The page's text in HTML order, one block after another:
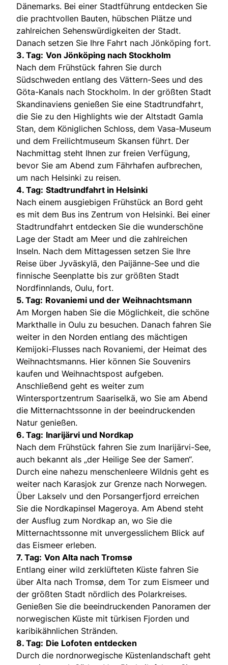
Dänemarks. Bei einer Stadtführung entdecken Sie
die prachtvollen Bauten, hübschen Plätze und
zahlreichen Sehenswürdigkeiten der Stadt.
Danach setzen Sie Ihre Fahrt nach Jönköping fort.
3. Tag: Von Jönköping nach Stockholm
Nach dem Frühstück fahren Sie durch
Südschweden entlang des Vättern-Sees und des
Göta-Kanals nach Stockholm. In der größten Stadt
Skandinaviens genießen Sie eine Stadtrundfahrt,
die Sie zu den Highlights wie der Altstadt Gamla
Stan, dem Königlichen Schloss, dem Vasa-Museum
und dem Freilichtmuseum Skansen führt. Der
Nachmittag steht Ihnen zur freien Verfügung,
bevor Sie am Abend zum Fährhafen aufbrechen,
um nach Helsinki zu reisen.
4. Tag: Stadtrundfahrt in Helsinki
Nach einem ausgiebigen Frühstück an Bord geht
es mit dem Bus ins Zentrum von Helsinki. Bei einer
Stadtrundfahrt entdecken Sie die wunderschöne
Lage der Stadt am Meer und die zahlreichen
Inseln. Nach dem Mittagessen setzen Sie Ihre
Reise über Jyväskylä, den Paijänne-See und die
finnische Seenplatte bis zur größten Stadt
Nordfinnlands, Oulu, fort.
5. Tag: Rovaniemi und der Weihnachtsmann
Am Morgen haben Sie die Möglichkeit, die schöne
Markthalle in Oulu zu besuchen. Danach fahren Sie
weiter in den Norden entlang des mächtigen
Kemijoki-Flusses nach Rovaniemi, der Heimat des
Weihnachtsmanns. Hier können Sie Souvenirs
kaufen und Weihnachtspost aufgeben.
Anschließend geht es weiter zum
Wintersportzentrum Saariselkä, wo Sie am Abend
die Mitternachtssonne in der beeindruckenden
Natur genießen.
6. Tag: Inarijärvi und Nordkap
Nach dem Frühstück fahren Sie zum Inarijärvi-See,
auch bekannt als „der Heilige See der Samen“.
Durch eine nahezu menschenleere Wildnis geht es
weiter nach Karasjok zur Grenze nach Norwegen.
Über Lakselv und den Porsangerfjord erreichen
Sie die Nordkapinsel Mageroya. Am Abend steht
der Ausflug zum Nordkap an, wo Sie die
Mitternachtssonne mit unvergesslichem Blick auf
das Eismeer erleben.
7. Tag: Von Alta nach Tromsø
Entlang einer wild zerklüfteten Küste fahren Sie
über Alta nach Tromsø, dem Tor zum Eismeer und
der größten Stadt nördlich des Polarkreises.
Genießen Sie die beeindruckenden Panoramen der
norwegischen Küste mit türkisen Fjorden und
karibikähnlichen Stränden.
8. Tag: Die Lofoten entdecken
Durch die nordnorwegische Küstenlandschaft geht